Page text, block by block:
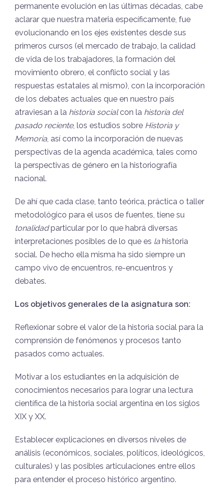
permanente evolución en las últimas décadas, cabe
aclarar que nuestra materia específicamente, fue
evolucionando en los ejes existentes desde sus
primeros cursos (el mercado de trabajo, la calidad
de vida de los trabajadores, la formación del
movimiento obrero, el conflicto social y las
respuestas estatales al mismo), con la incorporación
de los debates actuales que en nuestro país
atraviesan a la historia socialcon la historia del
pasado reciente, los estudios sobre Historia y
Memoria, así como la incorporación de nuevas
perspectivas de la agenda académica, tales como
la perspectivas de género en la historiografía
nacional.
De ahí que cada clase, tanto teórica, práctica o taller
metodológico para el usos de fuentes, tiene su
tonalidadparticular por lo que habrá diversas
interpretaciones posibles de lo que es la historia
social. De hecho ella misma ha sido siempre un
campo vivo de encuentros, re-encuentros y
debates.
Los objetivos generales de la asignatura son:
Reflexionar sobre el valor de la historia social para la
comprensión de fenómenos y procesos tanto
pasados como actuales.
Motivar a los estudiantes en la adquisición de
conocimientos necesarios para lograr una lectura
científica de la historia social argentina en los siglos
XIX y XX.
Establecer explicaciones en diversos niveles de
análisis (económicos, sociales, políticos, ideológicos,
culturales) y las posibles articulaciones entre ellos
para entender el proceso histórico argentino.